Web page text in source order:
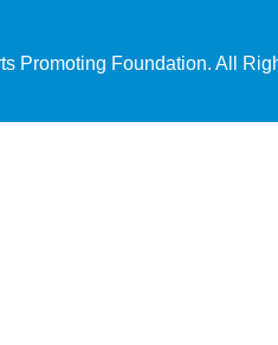
Promoting Foundation. All